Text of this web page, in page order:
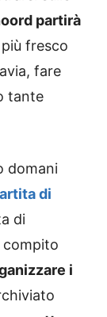
partirà
fresco
fare
tante
domani
di
di
compito
i